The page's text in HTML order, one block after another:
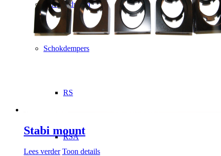
Alle Producten
Schokdempers
RS
RSA
Stabi mount
Lees verder Toon details